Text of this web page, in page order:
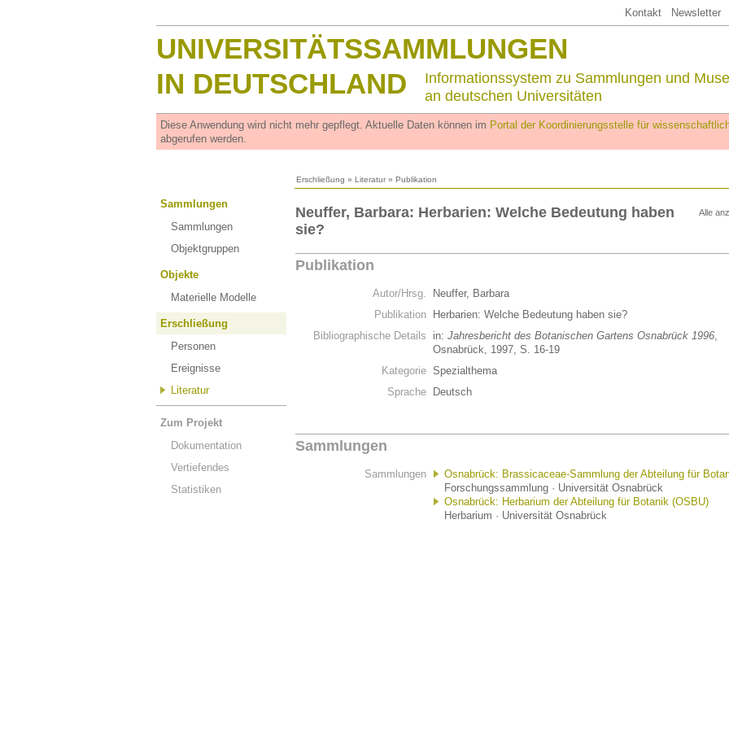
Kontakt Newsletter
UNIVERSITÄTSSAMMLUNGEN
IN DEUTSCHLAND
Informationssystem zu Sammlungen und
an deutschen Universitäten
Diese Anwendung wird nicht mehr gepflegt. Aktuelle Daten können im Portal der Koordinierungsstelle für
abgerufen werden.
Erschließung » Literatur » Publikation
Sammlungen
Sammlungen
Objektgruppen
Objekte
Materielle Modelle
Erschließung
Personen
Ereignisse
Literatur
Zum Projekt
Dokumentation
Vertiefendes
Statistiken
Alle
Neuffer, Barbara: Herbarien: Welche Bedeutung haben
sie?
Publikation
Autor/Hrsg.
Neuffer, Barbara
Publikation
Herbarien: Welche Bedeutung haben sie?
Bibliographische Details
in: Jahresbericht des Botanischen Gartens Osnabrück 1996,
Osnabrück, 1997, S. 16-19
Kategorie Spezialthema
Sprache
Deutsch
Sammlungen
Sammlungen
Osnabrück: Brassicaceae-Sammlung der Abteilung für
Forschungssammlung · Universität Osnabrück
Osnabrück: Herbarium der Abteilung für Botanik (OSBU)
Herbarium · Universität Osnabrück